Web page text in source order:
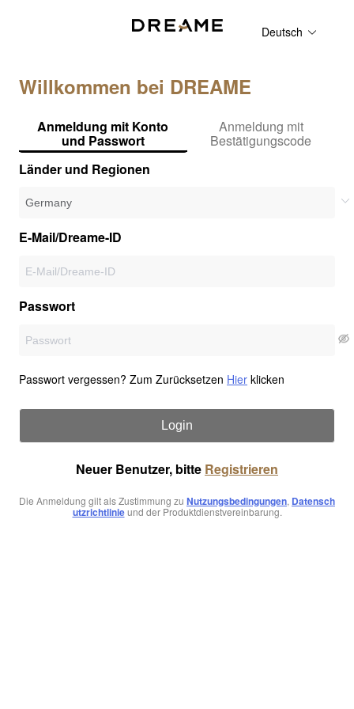
Deutsch
Willkommen bei DREAME
Anmeldung mit Konto
und Passwort
Anmeldung mit
Bestätigungscode
Länder und Regionen
E-Mail/Dreame-ID
Passwort
Passwort vergessen? Zum Zurücksetzen Hier klicken
Login
Neuer Benutzer, bitte Registrieren
Die Anmeldung gilt als Zustimmung zu Nutzungsbedingungen, Datensch
utzrichtlinieund der Produktdienstvereinbarung.